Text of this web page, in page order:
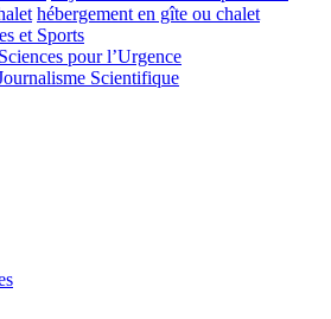
hébergement en gîte ou chalet
et Sports
Sciences pour l’Urgence
Scientifique